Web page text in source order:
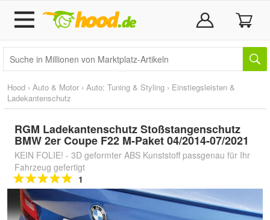
Hood › Auto & Motor › Auto: Tuning & Styling › Einstiegsleisten &
Ladekantenschutz
RGM Ladekantenschutz Stoßstangenschutz
BMW 2er Coupe F22 M-Paket 04/2014-07/2021
KEIN FOLIE! - 3D geformter ABS Kunststoff passgenau für Ihr
Fahrzeug gefertigt
1